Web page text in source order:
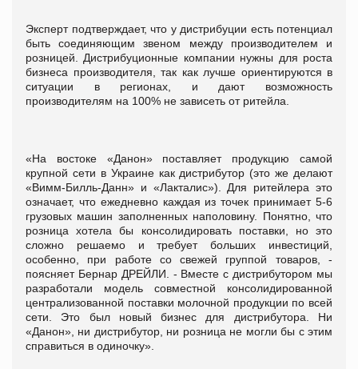
Эксперт подтверждает, что у дистрибуции есть потенциал
быть соединяющим звеном между производителем и
розницей. Дистрибуционные компании нужны для роста
бизнеса производителя, так как лучше ориентируются в
ситуации в регионах, и дают возможность
производителям на 100% не зависеть от ритейла.
«На востоке «Данон» поставляет продукцию самой
крупной сети в Украине как дистрибутор (это же делают
«Вимм-Билль-Данн» и «Лакталис»). Для ритейлера это
означает, что ежедневно каждая из точек принимает 5-6
грузовых машин заполненных наполовину. Понятно, что
розница хотела бы консолидировать поставки, но это
сложно решаемо и требует больших инвестиций,
особенно, при работе со свежей группой товаров, -
поясняет Бернар ДРЕЙЛИ. - Вместе с дистрибутором мы
разработали модель совместной консолидированной
централизованной поставки молочной продукции по всей
сети. Это был новый бизнес для дистрибутора. Ни
«Данон», ни дистрибутор, ни розница не могли бы с этим
справиться в одиночку».